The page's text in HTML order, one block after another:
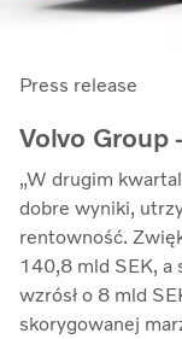
Press release
Volvo
„W drugim
dobre wyniki,
rentowność.
140,8 mld SEK, a
wzrósł o 8 mld
skorygowanej